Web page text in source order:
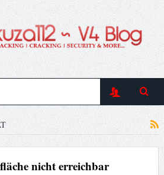
nicht erreichbar